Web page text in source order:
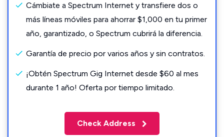
Cámbiate a Spectrum Internet y transfiere dos o
más líneas móviles para ahorrar $1,000 en tu primer
año, garantizado, o Spectrum cubrirá la diferencia.
Garantía de precio por varios años y sin contratos.
¡Obtén Spectrum Gig Internet desde $60 al mes
durante 1 año! Oferta por tiempo limitado.
Check Address